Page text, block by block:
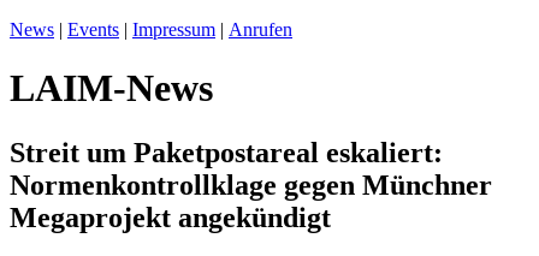
News | Events | Impressum | Anrufen
LAIM-News
Streit um Paketpostareal eskaliert:
Normenkontrollklage gegen Münchner
Megaprojekt angekündigt